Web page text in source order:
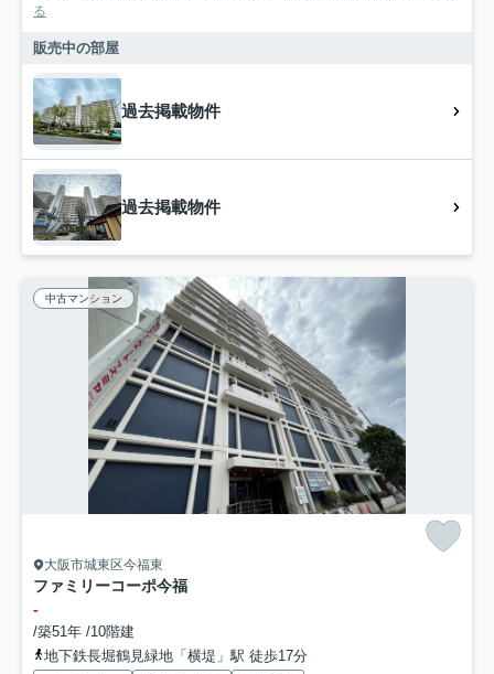
る
販売中の部屋
過去掲載物件
過去掲載物件
中古マンション
大阪市城東区今福東
ファミリーコーポ今福
-
/築51年 /10階建
地下鉄長堀鶴見緑地「横堤」駅 徒歩17分